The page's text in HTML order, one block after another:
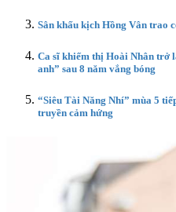
Sân khấu kịch Hồng Vân trao
Ca sĩ khiếm thị Hoài Nhân trở
anh” sau 8 năm vắng bóng
“Siêu Tài Năng Nhí” mùa 5
truyền cảm hứng